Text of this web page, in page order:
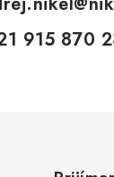
915 870